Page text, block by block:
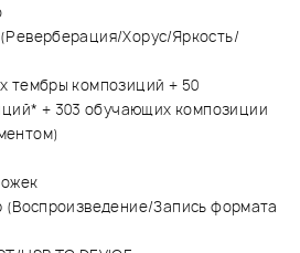
Хорус/Яркость/
тембры композиций + 50
+ 303 обучающих композиции
(Воспроизведение/Запись формата